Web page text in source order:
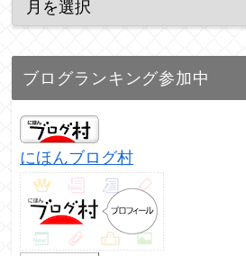
ブログランキング参加中
にほんブログ村